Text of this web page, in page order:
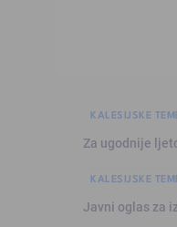
KALESIJSKE
Za ugodnije
KALESIJSKE
Javni oglas za